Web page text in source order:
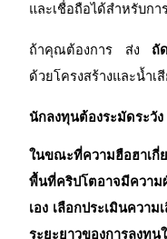
Deposit CASHCAT
Share 500000
Exclusive for BitMart
Register & Trade to
และเชื่อถือได้สำหรับกา
ถ้าคุณต้องการ ส่ง ถั
ด้วยโครงสร้างและน้ำเ
นักลงทุนต้องระมัดระวัง
ในขณะที่ความฮือฮาเ
พื้นที่คริปโตอาจมีควา
เอง เลือกประเมินควา
ระยะยาวของการลงทุน